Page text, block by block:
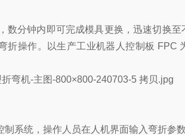
数分钟内即可完成模具更换，迅速切换
操作。以生产工业机器人控制板
系统，操作人员在人机界面输入弯折参